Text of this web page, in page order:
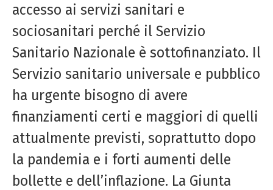
accesso ai servizi sanitari e
sociosanitari perché il Servizio
Sanitario Nazionale è sottofinanziato. Il
Servizio sanitario universale e pubblico
ha urgente bisogno di avere
finanziamenti certi e maggiori di quelli
attualmente previsti, soprattutto dopo
la pandemia e i forti aumenti delle
bollette e dell’inflazione. La Giunta